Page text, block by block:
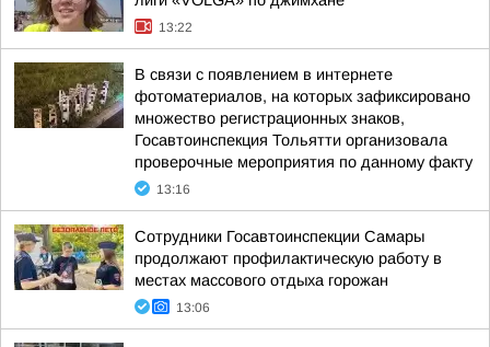
13:22
В связи с появлением в интернете
фотоматериалов, на которых зафиксировано
множество регистрационных знаков,
Госавтоинспекция Тольятти организовала
проверочные мероприятия по данному факту
13:16
Сотрудники Госавтоинспекции Самары
продолжают профилактическую работу в
местах массового отдыха горожан
13:06